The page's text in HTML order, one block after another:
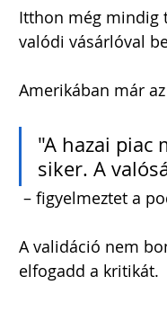
Itthon még mindig
valódi vásárlóval
Amerikában már
"A hazai piac
siker. A
– figyelmeztet a
A validáció nem
elfogadd a kritikát.